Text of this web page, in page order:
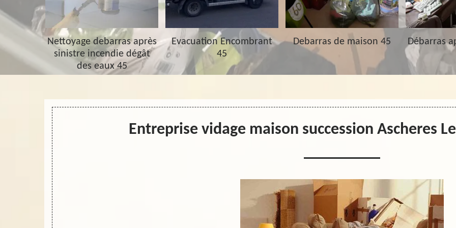
Nettoyage debarras après
sinistre incendie dégât
des eaux 45
Evacuation Encombrant
45
Debarras de maison 45 Débarras
Entreprise vidage maison succession Ascheres